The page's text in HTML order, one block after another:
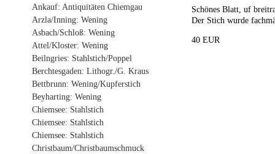
Ankauf: Antiquitäten Chiemgau
Arzla/Inning: Wening
Asbach/Schloß: Wening
Attel/Kloster: Wening
Beilngries: Stahlstich/Poppel
Berchtesgaden: Lithogr./G. Kraus
Bettbrunn: Wening/Kupferstich
Beyharting: Wening
Chiemsee: Stahlstich
Chiemsee: Stahlstich
Chiemsee: Stahlstich
Christbaum/Christbaumschmuck
Schönes Blatt, uf
Der Stich wurde
40 EUR